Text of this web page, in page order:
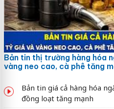
Bản tin thị trường hàng hóa
vàng neo cao, cà phê tăng
Bản tin giá cả hàng hóa
đồng loạt tăng mạnh